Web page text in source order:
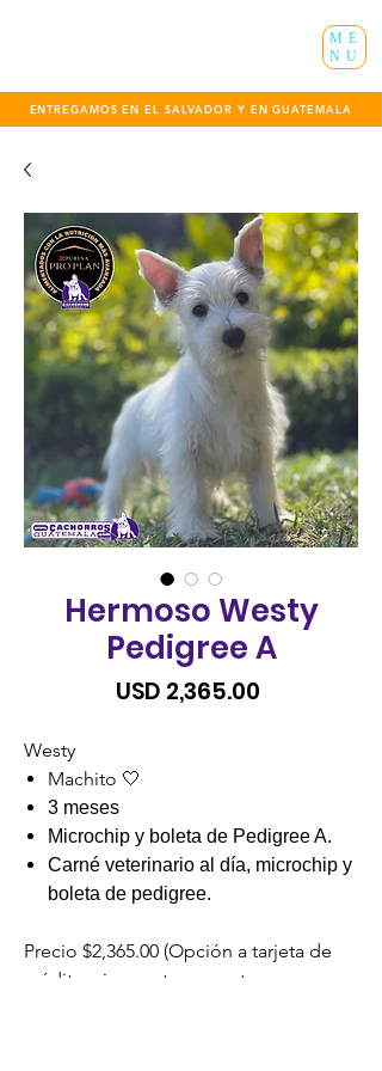
ENTREGAMOS EN EL SALVADOR Y EN GUATEMALA
ME
NU
Hermoso Westy
Pedigree A
USD 2,365.00
Westy
Machito 🤍
3 meses
Microchip y boleta de Pedigree A.
Carné veterinario al día, microchip y
boleta de pedigree.
Precio $2,365.00 (Opción a tarjeta de
crédito, visa cuotas o cuotas